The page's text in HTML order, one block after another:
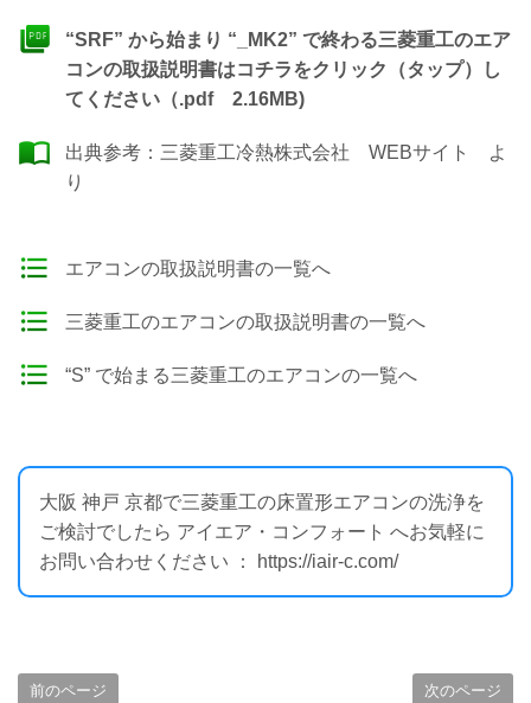
“SRF” から始まり “_MK2” で終わる三菱重工のエア
コンの取扱説明書はコチラをクリック（タップ）し
てください（.pdf 2.16MB)
出典参考： 三菱重工冷熱株式会社 WEBサイト
よ
り
エアコンの取扱説明書の一覧へ
三菱重工のエアコンの取扱説明書の一覧へ
“S” で始まる三菱重工のエアコンの一覧へ
大阪 神戸 京都で三菱重工の床置形エアコンの洗浄を
ご検討でしたら アイエア・コンフォート へお気軽に
お問い合わせください ： https://iair-c.com/
前のページ 次のページ